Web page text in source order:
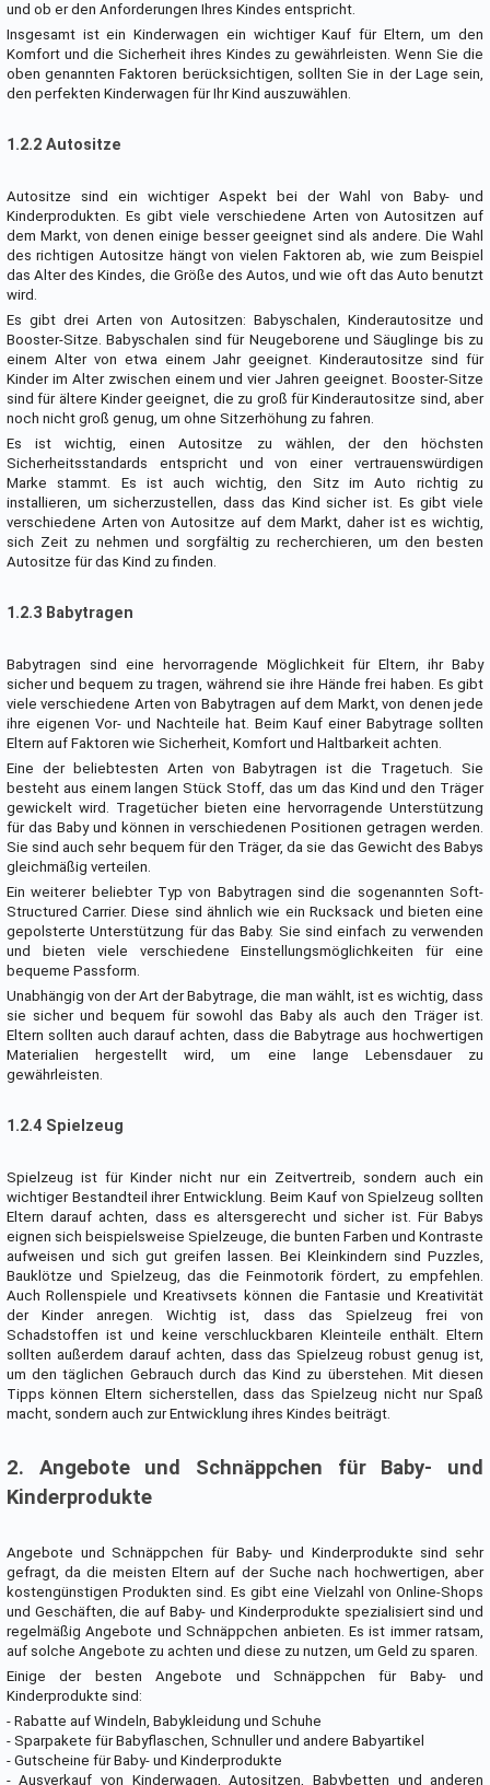
und ob er den Anforderungen Ihres Kindes entspricht.
Insgesamt ist ein Kinderwagen ein wichtiger Kauf für Eltern, um den
Komfort und die Sicherheit ihres Kindes zu gewährleisten. Wenn Sie die
oben genannten Faktoren berücksichtigen, sollten Sie in der Lage sein,
den perfekten Kinderwagen für Ihr Kind auszuwählen.
1.2.2 Autositze
Autositze sind ein wichtiger Aspekt bei der Wahl von Baby- und
Kinderprodukten. Es gibt viele verschiedene Arten von Autositzen auf
dem Markt, von denen einige besser geeignet sind als andere. Die Wahl
des richtigen Autositze hängt von vielen Faktoren ab, wie zum Beispiel
das Alter des Kindes, die Größe des Autos, und wie oft das Auto benutzt
wird.
Es gibt drei Arten von Autositzen: Babyschalen, Kinderautositze und
Booster-Sitze. Babyschalen sind für Neugeborene und Säuglinge bis zu
einem Alter von etwa einem Jahr geeignet. Kinderautositze sind für
Kinder im Alter zwischen einem und vier Jahren geeignet. Booster-Sitze
sind für ältere Kinder geeignet, die zu groß für Kinderautositze sind, aber
noch nicht groß genug, um ohne Sitzerhöhung zu fahren.
Es ist wichtig, einen Autositze zu wählen, der den höchsten
Sicherheitsstandards entspricht und von einer vertrauenswürdigen
Marke stammt. Es ist auch wichtig, den Sitz im Auto richtig zu
installieren, um sicherzustellen, dass das Kind sicher ist. Es gibt viele
verschiedene Arten von Autositze auf dem Markt, daher ist es wichtig,
sich Zeit zu nehmen und sorgfältig zu recherchieren, um den besten
Autositze für das Kind zu finden.
1.2.3 Babytragen
Babytragen sind eine hervorragende Möglichkeit für Eltern, ihr Baby
sicher und bequem zu tragen, während sie ihre Hände frei haben. Es gibt
viele verschiedene Arten von Babytragen auf dem Markt, von denen jede
ihre eigenen Vor- und Nachteile hat. Beim Kauf einer Babytrage sollten
Eltern auf Faktoren wie Sicherheit, Komfort und Haltbarkeit achten.
Eine der beliebtesten Arten von Babytragen ist die Tragetuch. Sie
besteht aus einem langen Stück Stoff, das um das Kind und den Träger
gewickelt wird. Tragetücher bieten eine hervorragende Unterstützung
für das Baby und können in verschiedenen Positionen getragen werden.
Sie sind auch sehr bequem für den Träger, da sie das Gewicht des Babys
gleichmäßig verteilen.
Ein weiterer beliebter Typ von Babytragen sind die sogenannten Soft-
Structured Carrier. Diese sind ähnlich wie ein Rucksack und bieten eine
gepolsterte Unterstützung für das Baby. Sie sind einfach zu verwenden
und bieten viele verschiedene Einstellungsmöglichkeiten für eine
bequeme Passform.
Unabhängig von der Art der Babytrage, die man wählt, ist es wichtig, dass
sie sicher und bequem für sowohl das Baby als auch den Träger ist.
Eltern sollten auch darauf achten, dass die Babytrage aus hochwertigen
Materialien hergestellt wird, um eine lange Lebensdauer zu
gewährleisten.
1.2.4 Spielzeug
Spielzeug ist für Kinder nicht nur ein Zeitvertreib, sondern auch ein
wichtiger Bestandteil ihrer Entwicklung. Beim Kauf von Spielzeug sollten
Eltern darauf achten, dass es altersgerecht und sicher ist. Für Babys
eignen sich beispielsweise Spielzeuge, die bunten Farben und Kontraste
aufweisen und sich gut greifen lassen. Bei Kleinkindern sind Puzzles,
Bauklötze und Spielzeug, das die Feinmotorik fördert, zu empfehlen.
Auch Rollenspiele und Kreativsets können die Fantasie und Kreativität
der Kinder anregen. Wichtig ist, dass das Spielzeug frei von
Schadstoffen ist und keine verschluckbaren Kleinteile enthält. Eltern
sollten außerdem darauf achten, dass das Spielzeug robust genug ist,
um den täglichen Gebrauch durch das Kind zu überstehen. Mit diesen
Tipps können Eltern sicherstellen, dass das Spielzeug nicht nur Spaß
macht, sondern auch zur Entwicklung ihres Kindes beiträgt.
2. Angebote und Schnäppchen für Baby- und
Kinderprodukte
Angebote und Schnäppchen für Baby- und Kinderprodukte sind sehr
gefragt, da die meisten Eltern auf der Suche nach hochwertigen, aber
kostengünstigen Produkten sind. Es gibt eine Vielzahl von Online-Shops
und Geschäften, die auf Baby- und Kinderprodukte spezialisiert sind und
regelmäßig Angebote und Schnäppchen anbieten. Es ist immer ratsam,
auf solche Angebote zu achten und diese zu nutzen, um Geld zu sparen.
Einige der besten Angebote und Schnäppchen für Baby- und
Kinderprodukte sind:
- Rabatte auf Windeln, Babykleidung und Schuhe
- Sparpakete für Babyflaschen, Schnuller und andere Babyartikel
- Gutscheine für Baby- und Kinderprodukte
- Ausverkauf von Kinderwagen, Autositzen, Babybetten und anderen